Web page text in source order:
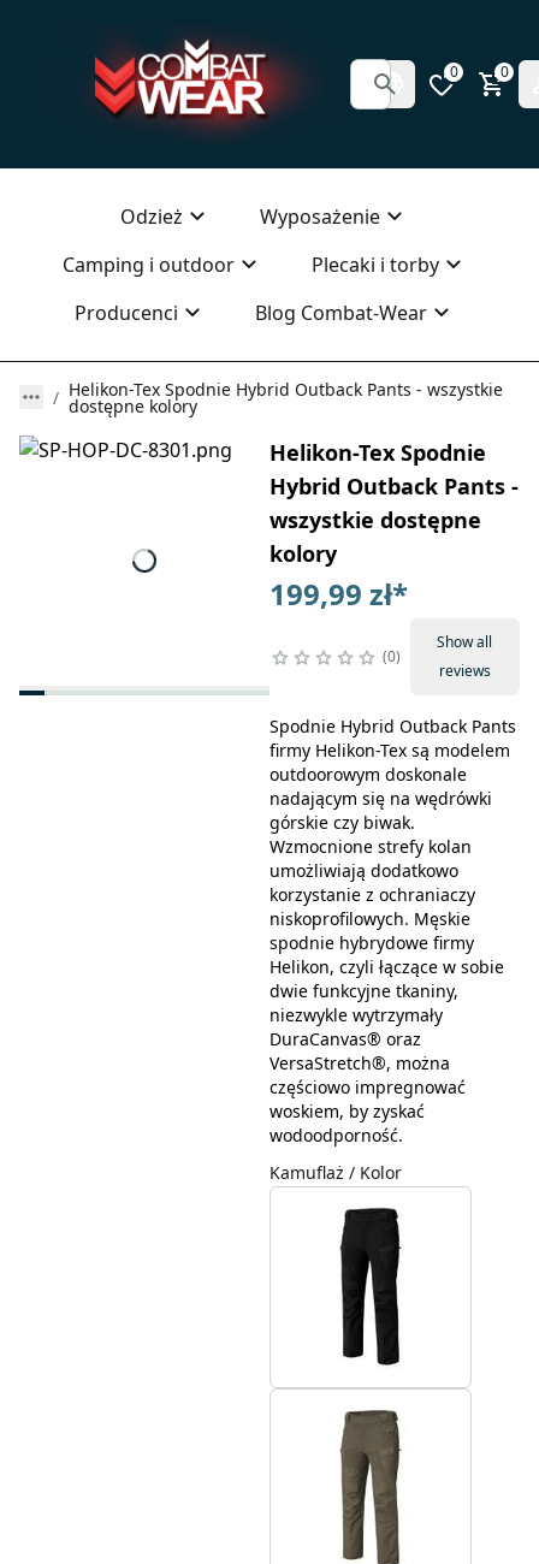
0 0
Odzież
Wyposażenie
Camping i outdoor
Plecaki i torby
Producenci
Blog Combat-Wear
Helikon-Tex Spodnie Hybrid Outback Pants - wszystkie
dostępne kolory
Helikon-Tex Spodnie
Hybrid Outback Pants -
wszystkie dostępne
kolory
199,99 zł*
0
Show all
reviews
Spodnie Hybrid Outback Pants
firmy Helikon-Tex są modelem
outdoorowym doskonale
nadającym się na wędrówki
górskie czy biwak.
Wzmocnione strefy kolan
umożliwiają dodatkowo
korzystanie z ochraniaczy
niskoprofilowych. Męskie
spodnie hybrydowe firmy
Helikon, czyli łączące w sobie
dwie funkcyjne tkaniny,
niezwykle wytrzymały
DuraCanvas® oraz
VersaStretch®, można
częściowo impregnować
woskiem, by zyskać
wodoodporność.
Kamuflaż / Kolor